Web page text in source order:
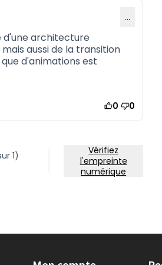
…
d'une architecture
aussi de la transition
d'animations est
0 0
1)
Vérifiez
l'empreinte
numérique